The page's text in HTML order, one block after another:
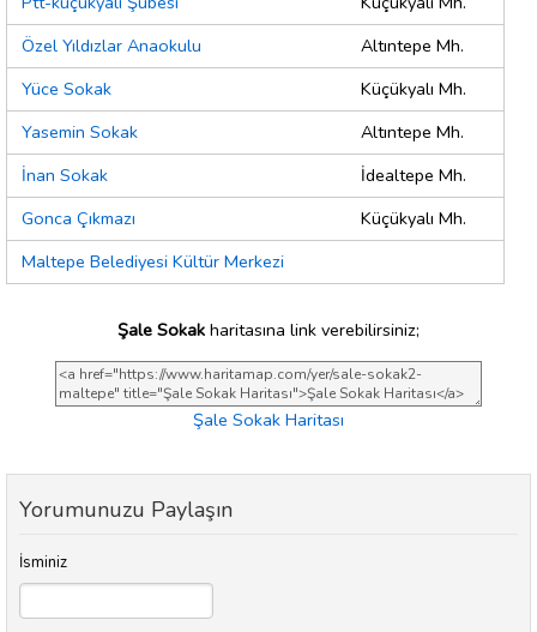
Özel Yıldızlar Anaokulu
Altıntepe Mh.
Yüce Sokak
Küçükyalı Mh.
Yasemin Sokak
Altıntepe Mh.
İnan Sokak
İdealtepe Mh.
Gonca Çıkmazı
Küçükyalı Mh.
Maltepe Belediyesi Kültür Merkezi
Şale Sokak haritasına link verebilirsiniz;
Şale Sokak Haritası
Yorumunuzu Paylaşın
İsminiz